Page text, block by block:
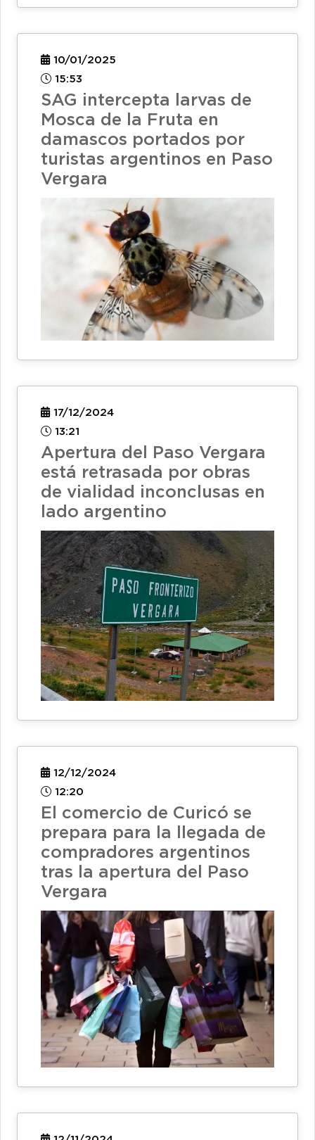
10/01/2025
15:53
SAG intercepta larvas de
Mosca de la Fruta en
damascos portados por
turistas argentinos en Paso
Vergara
17/12/2024
13:21
Apertura del Paso Vergara
está retrasada por obras
de vialidad inconclusas en
lado argentino
12/12/2024
12:20
El comercio de Curicó se
prepara para la llegada de
compradores argentinos
tras la apertura del Paso
Vergara